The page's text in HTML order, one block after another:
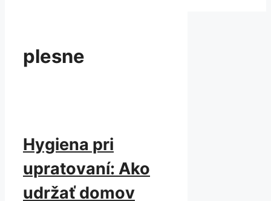
plesne
Hygiena pri
upratovaní: Ako
udržať domov